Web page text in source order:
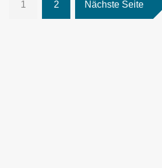
1 2 Nächste Seite